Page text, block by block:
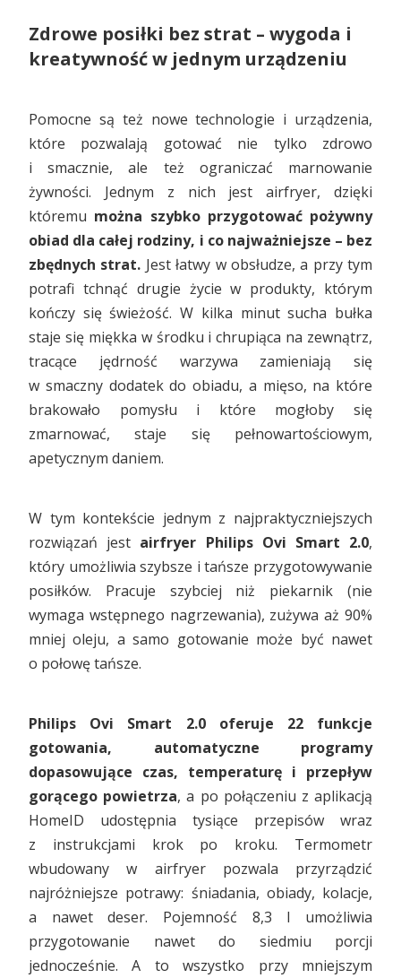
Zdrowe posiłki bez strat – wygoda i
kreatywność w jednym urządzeniu
Pomocne są też nowe technologie i urządzenia,
które pozwalają gotować nie tylko zdrowo
i smacznie, ale też ograniczać marnowanie
żywności. Jednym z nich jest airfryer, dzięki
któremu można szybko przygotować pożywny
obiad dla całej rodziny, i co najważniejsze – bez
zbędnych strat. Jest łatwy w obsłudze, a przy tym
potrafi tchnąć drugie życie w produkty, którym
kończy się świeżość. W kilka minut sucha bułka
staje się miękka w środku i chrupiąca na zewnątrz,
tracące jędrność warzywa zamieniają się
w smaczny dodatek do obiadu, a mięso, na które
brakowało pomysłu i które mogłoby się
zmarnować, staje się pełnowartościowym,
apetycznym daniem.
W tym kontekście jednym z najpraktyczniejszych
rozwiązań jest airfryer Philips Ovi Smart 2.0,
który umożliwia szybsze i tańsze przygotowywanie
posiłków. Pracuje szybciej niż piekarnik (nie
wymaga wstępnego nagrzewania), zużywa aż 90%
mniej oleju, a samo gotowanie może być nawet
o połowę tańsze.
Philips Ovi Smart 2.0
oferuje 22 funkcje
gotowania, automatyczne programy
dopasowujące czas, temperaturę i przepływ
gorącego powietrza, a po połączeniu z aplikacją
HomeID udostępnia tysiące przepisów wraz
z instrukcjami krok po kroku. Termometr
wbudowany w airfryer pozwala przyrządzić
najróżniejsze potrawy: śniadania, obiady, kolacje,
a nawet deser. Pojemność 8,3 l umożliwia
przygotowanie nawet do siedmiu porcji
jednocześnie. A to wszystko przy mniejszym